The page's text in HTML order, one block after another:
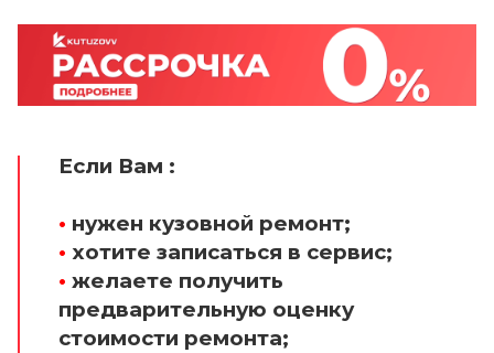
Если Вам :
• нужен кузовной ремонт;
• хотите записаться в сервис;
• желаете получить
предварительную оценку
стоимости ремонта;